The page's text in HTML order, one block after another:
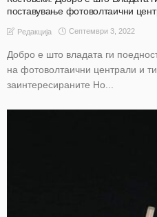
поставување фотоволтаични
Редакција Септември 3, 2022
Добро е што владата ги
на фотоволтаични централи и
заинтересираните Но...